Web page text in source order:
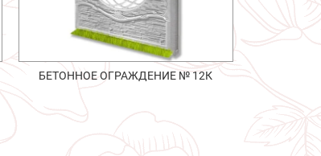
БЕТОННОЕ ОГРАЖДЕНИЕ № 12К